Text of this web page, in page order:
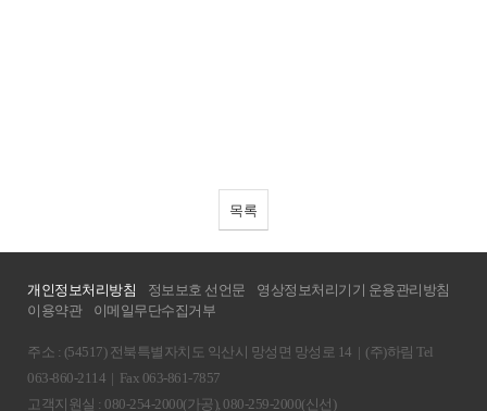
목록
개인정보처리방침 정보보호 선언문
영상정보처리기기 운용관리방침
이용약관
이메일무단수집거부
주소 : (54517) 전북특별자치도 익산시 망성면 망성로 14 | (주)하림 Tel
063-860-2114 | Fax 063-861-7857
고객지원실 : 080-254-2000(가공), 080-259-2000(신선)